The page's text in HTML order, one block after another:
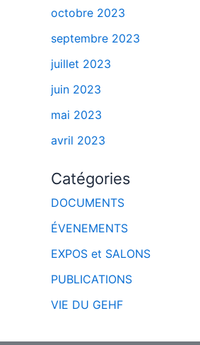
octobre 2023
septembre 2023
juillet 2023
juin 2023
mai 2023
avril 2023
Catégories
DOCUMENTS
ÉVENEMENTS
EXPOS et SALONS
PUBLICATIONS
VIE DU GEHF